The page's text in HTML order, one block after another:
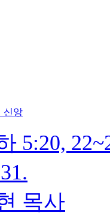
신앙
5:20,
목사